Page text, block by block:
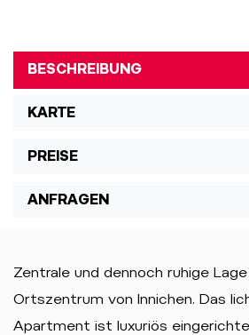
BESCHREIBUNG
KARTE
PREISE
ANFRAGEN
Zentrale und dennoch ruhige
Ortszentrum von Innichen. Das
Apartment ist luxuriös